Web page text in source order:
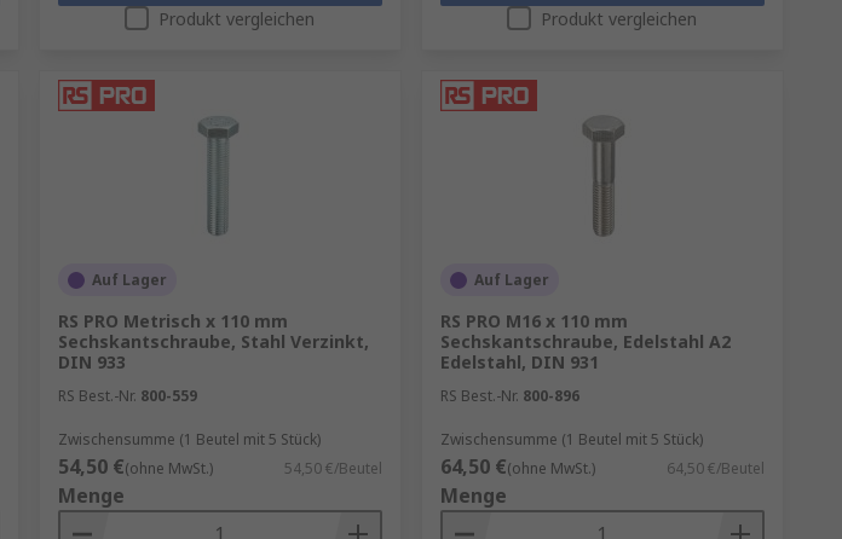
Produkt vergleichen Produkt vergleichen
Auf Lager
RS PRO Metrisch x 110 mm
Sechskantschraube, Stahl Verzinkt,
DIN 933
RS Best.-Nr. 800-559
Zwischensumme (1 Beutel mit 5 Stück)
54,50 €(ohne MwSt.) 54,50 €/Beutel
Menge
Auf Lager
RS PRO M16 x 110 mm
Sechskantschraube, Edelstahl A2
Edelstahl, DIN 931
RS Best.-Nr. 800-896
Zwischensumme (1 Beutel mit 5 Stück)
64,50 €(ohne MwSt.) 64,50 €/Beutel
Menge